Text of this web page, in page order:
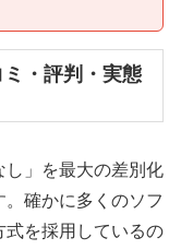
・評判・実態
し」を最大の差別化
確かに多くのソフ
式を採用しているの